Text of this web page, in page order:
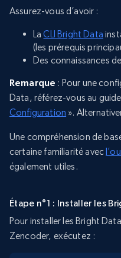
Assurez-vous d’avoir :
LaCLI Bright Data
(les prérequis
Des connaissances
Remarque : Pour une
Data, référez-vous au
Configuration ».
Une compréhension de
certaine familiarité avec
également utiles.
Étape n°1 : Installer les
Pour installer les Bright
Zencoder, exécutez :